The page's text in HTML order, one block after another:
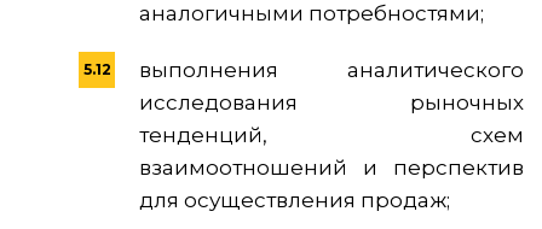
аналогичными потребностями;
выполнения аналитического
исследования рыночных
тенденций, схем
взаимоотношений и перспектив
для осуществления продаж;